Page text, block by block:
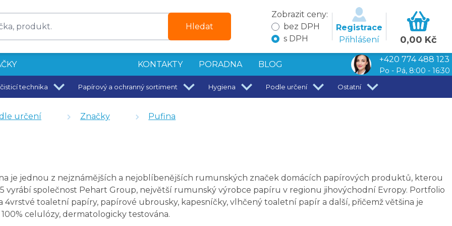
10 ks
8 ks
ks
ks
a skořice 8 ks
m
Hledat
Zobrazit ceny:
bez DPH
s DPH
Registrace
Přihlášení
0,00 Kč
KONTAKTY PORADNA BLOG
+420 774 488 123
Po - Pá, 8:00 - 16:30
technika Papírový a ochranný sortiment Hygiena Podle určení Ostatní
určení Značky Pufina
je jednou z nejznámějších a nejoblíbenějších rumunských značek domácích papírových produktů, kterou
vyrábí společnost Pehart Group, největší rumunský výrobce papíru v regionu jihovýchodní Evropy. Portfolio
4vrstvé toaletní papíry, papírové ubrousky, kapesníčky, vlhčený toaletní papír a další, přičemž většina je
celulózy, dermatologicky testována.